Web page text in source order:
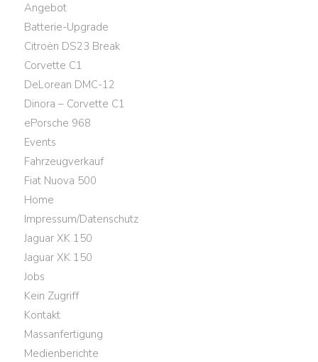
Angebot
Batterie-Upgrade
Citroën DS23 Break
Corvette C1
DeLorean DMC-12
Dinora – Corvette C1
ePorsche 968
Events
Fahrzeugverkauf
Fiat Nuova 500
Home
Impressum/Datenschutz
Jaguar XK 150
Jaguar XK 150
Jobs
Kein Zugriff
Kontakt
Massanfertigung
Medienberichte